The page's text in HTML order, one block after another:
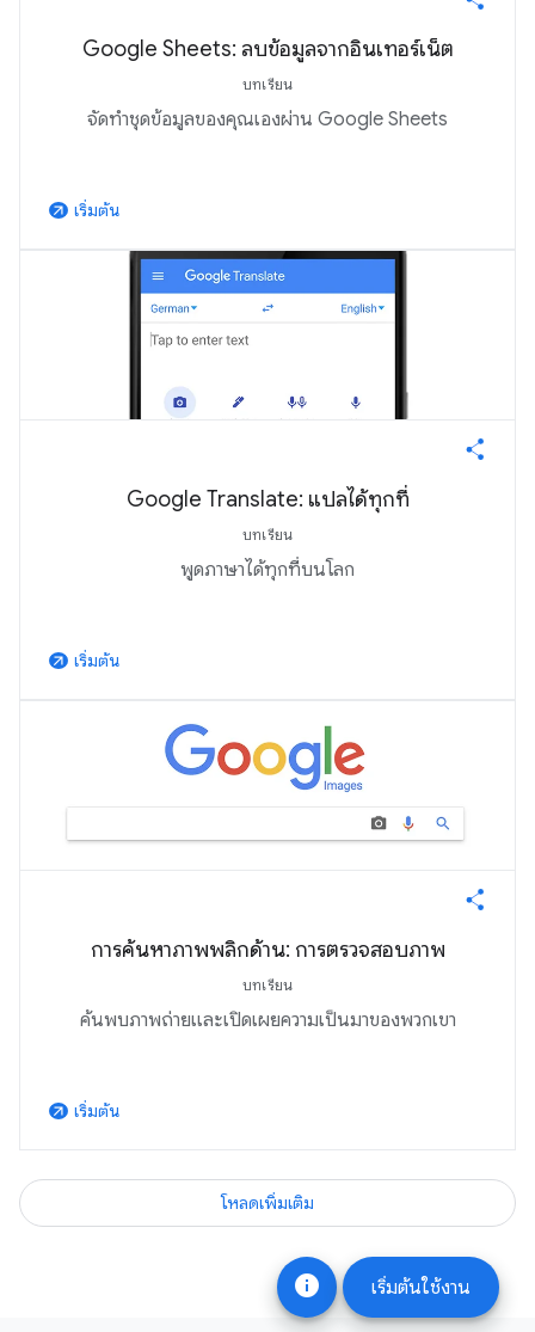
info เริ่มต้นใช้งาน
Google Sheets: ลบข้อมูลจากอินเทอร์เน็ต
บทเรียน
จัดทำชุดข้อมูลของคุณเองผ่าน Google Sheets
arrow_outward เริ่มต้น
Google Translate: แปลได้ทุกที่
บทเรียน
พูดภาษาได้ทุกที่บนโลก
arrow_outward เริ่มต้น
การค้นหาภาพพลิกด้าน: การตรวจสอบภาพ
บทเรียน
ค้นพบภาพถ่ายและเปิดเผยความเป็นมาของพวกเขา
arrow_outward เริ่มต้น
โหลดเพิ่มเติม